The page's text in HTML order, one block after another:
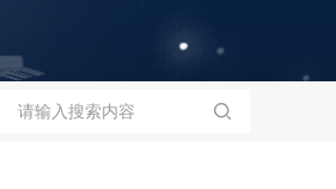
全自动口罩机 包装生产线